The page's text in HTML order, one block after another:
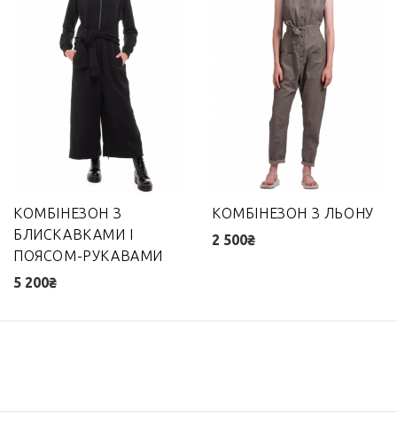
КОМБІНЕЗОН З
БЛИСКАВКАМИ І
ПОЯСОМ-РУКАВАМИ
5 200₴
КОМБІНЕЗОН З ЛЬОНУ
2 500₴